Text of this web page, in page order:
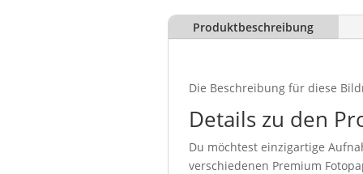
Produktbeschreibung
Die Beschreibung für diese
Details zu den
Du möchtest einzigartige
verschiedenen Premium